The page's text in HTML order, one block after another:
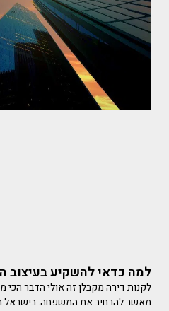
למה כדאי להשקיע בעיצוב
לקנות דירה מקבלן זה אולי הדבר
מאשר להרחיב את המשפחה. בישראל